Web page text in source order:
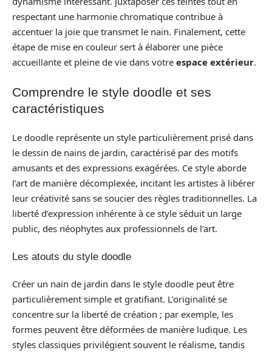
respectant une harmonie chromatique contribue à
accentuer la joie que transmet le nain. Finalement, cette
étape de mise en couleur sert à élaborer une pièce
accueillante et pleine de vie dans votre espace extérieur.
Comprendre le style doodle et ses
caractéristiques
Le doodle représente un style particulièrement prisé dans
le dessin de nains de jardin, caractérisé par des motifs
amusants et des expressions exagérées. Ce style aborde
l’art de manière décomplexée, incitant les artistes à libérer
leur créativité sans se soucier des règles traditionnelles. La
liberté d’expression inhérente à ce style séduit un large
public, des néophytes aux professionnels de l’art.
Les atouts du style doodle
Créer un nain de jardin dans le style doodle peut être
particulièrement simple et gratifiant. L’originalité se
concentre sur la liberté de création ; par exemple, les
formes peuvent être déformées de manière ludique. Les
styles classiques privilégient souvent le réalisme, tandis